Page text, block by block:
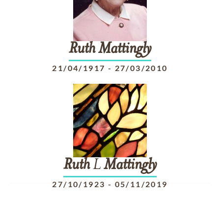
RuthMattingly
21/04/1917 - 27/03/2010
RuthLMattingly
27/10/1923 - 05/11/2019